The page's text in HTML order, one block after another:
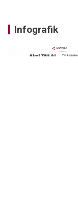
Infografik